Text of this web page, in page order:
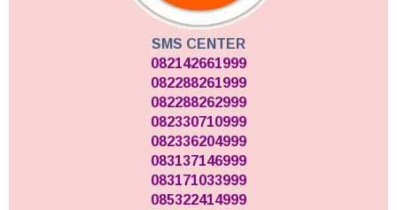
SMS CENTER
082142661999
082288261999
082288262999
082330710999
082336204999
083137146999
083171033999
085322414999